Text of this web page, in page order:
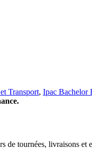
Transport, Ipac Bachelor
de tournées, livraisons et